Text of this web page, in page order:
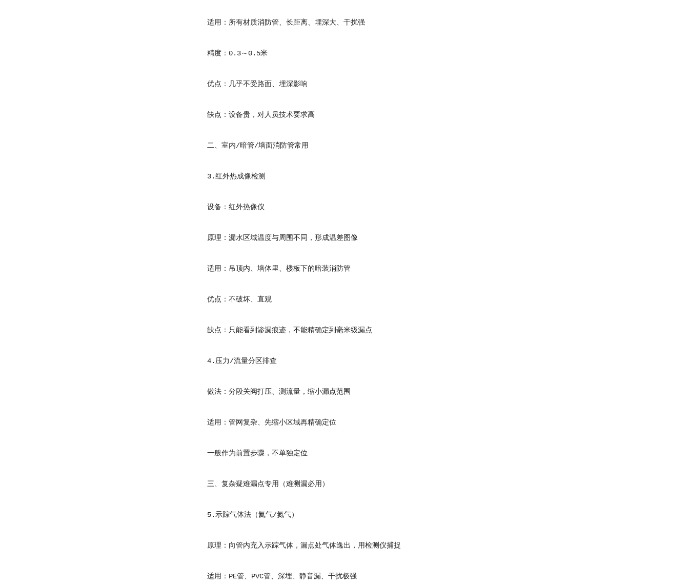
适用：所有材质消防管、长距离、埋深大、干扰强
精度：0.3～0.5米
优点：几乎不受路面、埋深影响
缺点：设备贵，对人员技术要求高
二、室内/暗管/墙面消防管常用
3.红外热成像检测
设备：红外热像仪
原理：漏水区域温度与周围不同，形成温差图像
适用：吊顶内、墙体里、楼板下的暗装消防管
优点：不破坏、直观
缺点：只能看到渗漏痕迹，不能精确定到毫米级漏点
4.压力/流量分区排查
做法：分段关阀打压、测流量，缩小漏点范围
适用：管网复杂、先缩小区域再精确定位
一般作为前置步骤，不单独定位
三、复杂疑难漏点专用（难测漏必用）
5.示踪气体法（氦气/氮气）
原理：向管内充入示踪气体，漏点处气体逸出，用检测仪捕捉
适用：PE管、PVC管、深埋、静音漏、干扰极强